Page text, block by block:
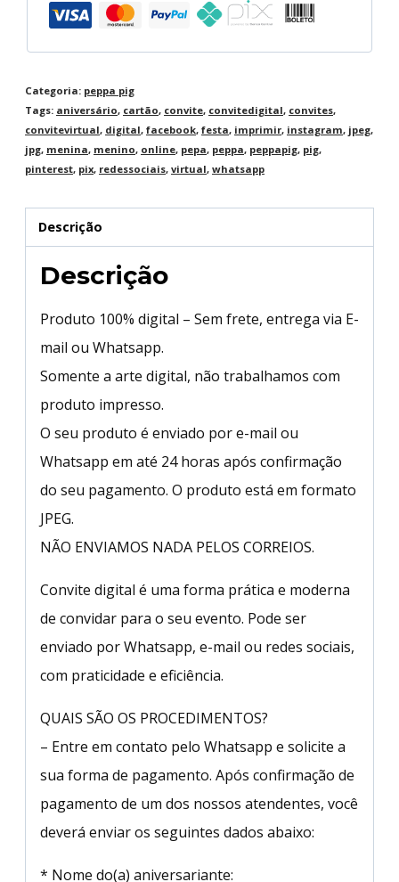
Categoria: peppa pig
Tags: aniversário, cartão, convite, convitedigital, convites,
convitevirtual, digital, facebook, festa, imprimir, instagram, jpeg,
jpg, menina, menino, online, pepa, peppa, peppapig, pig,
pinterest, pix, redessociais, virtual, whatsapp
Descrição
Descrição
Produto 100% digital – Sem frete, entrega via E-
mail ou Whatsapp.
Somente a arte digital, não trabalhamos com
produto impresso.
O seu produto é enviado por e-mail ou
Whatsapp em até 24 horas após confirmação
do seu pagamento. O produto está em formato
JPEG.
NÃO ENVIAMOS NADA PELOS CORREIOS.
Convite digital é uma forma prática e moderna
de convidar para o seu evento. Pode ser
enviado por Whatsapp, e-mail ou redes sociais,
com praticidade e eficiência.
QUAIS SÃO OS PROCEDIMENTOS?
– Entre em contato pelo Whatsapp e solicite a
sua forma de pagamento. Após confirmação de
pagamento de um dos nossos atendentes, você
deverá enviar os seguintes dados abaixo:
* Nome do(a) aniversariante: